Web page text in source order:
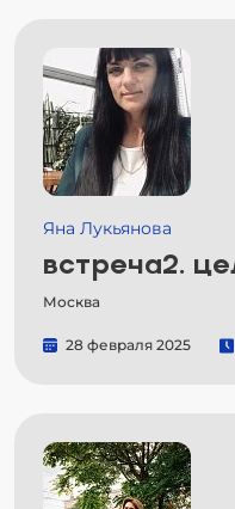
Яна Лукьянова
встреча2.
Москва
28 февраля 2025